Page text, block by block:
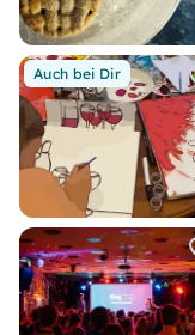
Auch bei Dir